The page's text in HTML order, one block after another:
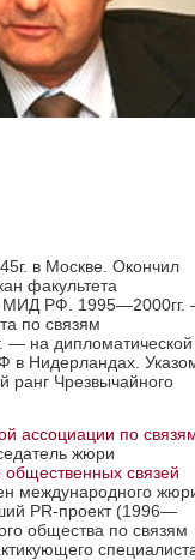
г. в Москве. Окончил
факультета
МИД РФ. 1995—2000
по связям
— на дипломатической
в Нидерландах.
ранг Чрезвычайного
ассоциации по
жюри
связей
международного
PR-проект (1996—
общества по связям